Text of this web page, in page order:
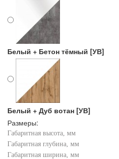
Белый + Бетон тёмный [УВ]
Белый + Дуб вотан [УВ]
Размеры:
Габаритная высота, мм
Габаритная глубина, мм
Габаритная ширина, мм